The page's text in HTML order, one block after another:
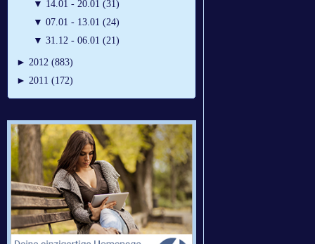
▼ 14.01 - 20.01 (31)
▼ 07.01 - 13.01 (24)
▼ 31.12 - 06.01 (21)
► 2012 (883)
► 2011 (172)